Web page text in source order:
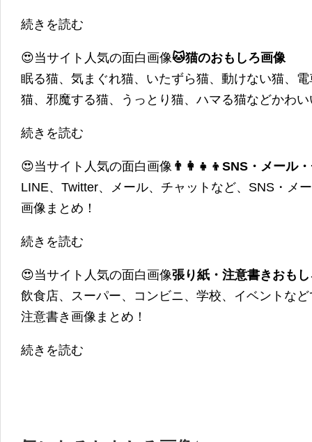
続きを読む
😍当サイト人気の面白画像🐱猫のおもしろ画像
眠る猫、気まぐれ猫、いたずら猫、動けない猫、
猫、邪魔する猫、うっとり猫、ハマる猫などかわ
続きを読む
😍当サイト人気の面白画像 👨‍👩‍👧‍👦SNS・メール
LINE、Twitter、メール、チャットなど、SNS・メ
画像まとめ！
続きを読む
😍当サイト人気の面白画像張り紙・注意書きおも
飲食店、スーパー、コンビニ、学校、イベントな
注意書き画像まとめ！
続きを読む